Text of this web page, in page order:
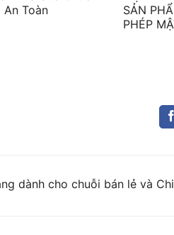
An Toàn
SẢN
PHÉP
dành cho chuỗi bán lẻ và